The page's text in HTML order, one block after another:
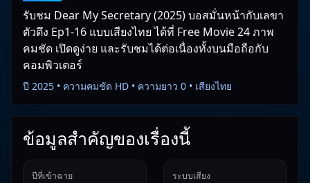
รับชม Dear My Secretary (2025) บอสมั่นหน้ากับเลขา
ตัวตึง Ep1-16 แบบเสียงไทย ได้ที่ Free Movie 24 ภาพ
คมชัด เปิดดูง่าย และรับชมได้ต่อเนื่องทั้งบนมือถือกับ
คอมพิวเตอร์
ปี 2025 • ความคมชัด HD • ความยาว 0 • เสียงไทย
ข้อมูลสำคัญของเรื่องนี้
ปีที่เข้าฉาย ระบบเสียง